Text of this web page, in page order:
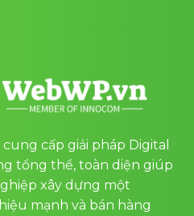
cấp giải pháp Digital
tổng thể, toàn diện giúp
xây dựng một
mạnh và bán hàng